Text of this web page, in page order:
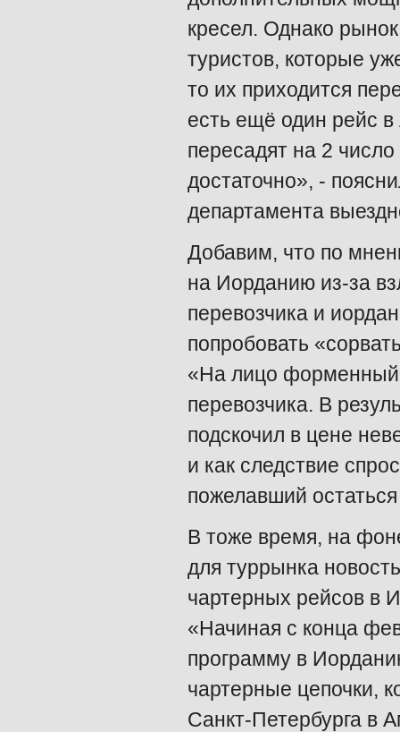
кресел. Однако
туристов, которые
то их приходится
есть ещё один рейс
пересадят на 2
достаточно», -
департамента
Добавим, что по
на Иорданию из-за
перевозчика и
попробовать
«На лицо форменный
перевозчика. В
подскочил в цене
и как следствие
пожелавший
В тоже время, на
для туррынка
чартерных рейсов в
«Начиная с конца
программу в
чартерные цепочки,
Санкт-Петербурга в